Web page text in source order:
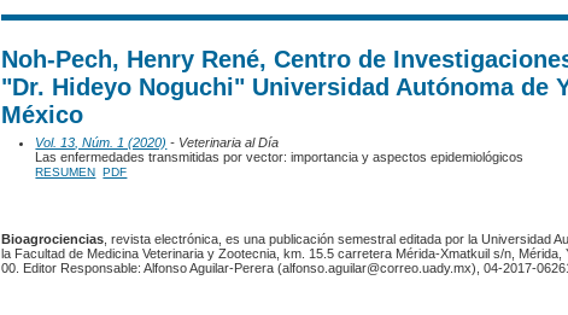
Noh-Pech, Henry René, Centro de
"Dr. Hideyo Noguchi" Universidad Autónoma de
México
Vol. 13, Núm. 1 (2020) - Veterinaria al Día
Las enfermedades transmitidas por vector: importancia y aspectos epidemiológicos
RESUMEN PDF
Bioagrociencias , revista electrónica, es una publicación semestral editada por la Universidad
la Facultad de Medicina Veterinaria y Zootecnia, km. 15.5 carretera Mérida-Xmatkuil s/n, Mérida,
00. Editor Responsable: Alfonso Aguilar-Perera (alfonso.aguilar@correo.uady.mx), 04-2017-